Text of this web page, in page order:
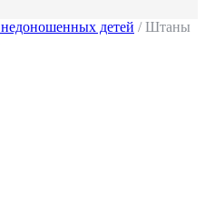
детей / Штаны